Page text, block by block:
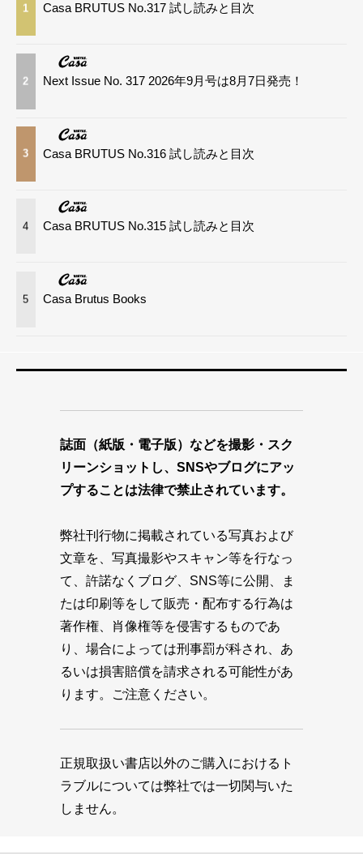
1 Casa BRUTUS No.317 試し読みと目次
2 Next Issue No. 317 2026年9月号は8月7日発売！
3 Casa BRUTUS No.316 試し読みと目次
4 Casa BRUTUS No.315 試し読みと目次
5 Casa Brutus Books
誌面（紙版・電子版）などを撮影・スク
リーンショットし、SNSやブログにアッ
プすることは法律で禁止されています。
弊社刊行物に掲載されている写真および
文章を、写真撮影やスキャン等を行なっ
て、許諾なくブログ、SNS等に公開、ま
たは印刷等をして販売・配布する行為は
著作権、肖像権等を侵害するものであ
り、場合によっては刑事罰が科され、あ
るいは損害賠償を請求される可能性があ
ります。ご注意ください。
正規取扱い書店以外のご購入におけるト
ラブルについては弊社では一切関与いた
しません。